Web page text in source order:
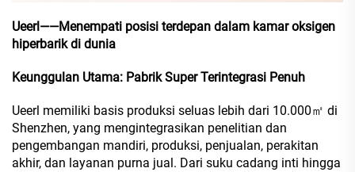
Ueerl——Menempati posisi terdepan dalam kamar oksigen
hiperbarik di dunia
Keunggulan Utama: Pabrik Super Terintegrasi Penuh
Ueerl memiliki basis produksi seluas lebih dari 10.000㎡ di
Shenzhen, yang mengintegrasikan penelitian dan
pengembangan mandiri, produksi, penjualan, perakitan
akhir, dan layanan purna jual. Dari suku cadang inti hingga